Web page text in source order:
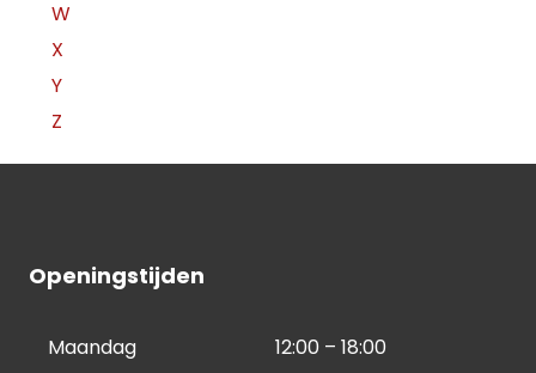
W
X
Y
Z
Openingstijden
Maandag 12:00 – 18:00